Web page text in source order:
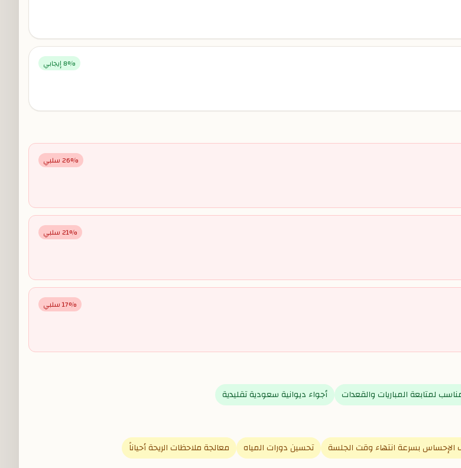
8% إيجابي
26% سلبي
21% سلبي
17% سلبي
لمتابعة المباريات والقعدات أجواء ديوانية سعودية تقليدية
الإحساس بسرعة انتهاء وقت الجلسة تحسين دورات المياه معالجة ملاحظات الريحة أحياناً